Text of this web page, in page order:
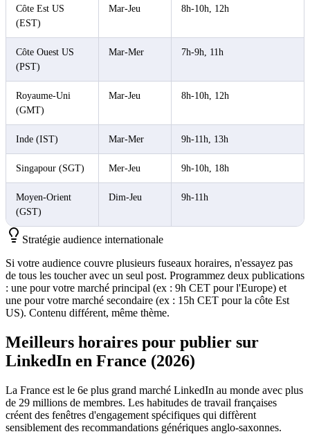
Côte Est US
(EST)
Mar-Jeu 8h-10h, 12h
Côte Ouest US
(PST)
Mar-Mer 7h-9h, 11h
Royaume-Uni
(GMT)
Mar-Jeu 8h-10h, 12h
Inde (IST) Mar-Mer 9h-11h, 13h
Singapour (SGT) Mer-Jeu 9h-10h, 18h
Moyen-Orient
(GST)
Dim-Jeu 9h-11h
Stratégie audience internationale
Si votre audience couvre plusieurs fuseaux horaires, n'essayez pas
de tous les toucher avec un seul post. Programmez deux publications
: une pour votre marché principal (ex : 9h CET pour l'Europe) et
une pour votre marché secondaire (ex : 15h CET pour la côte Est
US). Contenu différent, même thème.
Meilleurs horaires pour publier sur
LinkedIn en France (2026)
La France est le 6e plus grand marché LinkedIn au monde avec plus
de 29 millions de membres. Les habitudes de travail françaises
créent des fenêtres d'engagement spécifiques qui diffèrent
sensiblement des recommandations génériques anglo-saxonnes.